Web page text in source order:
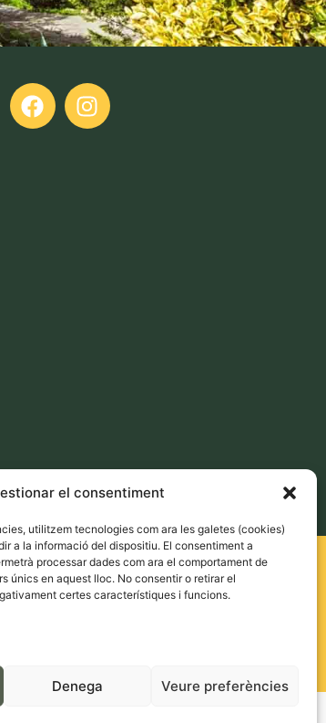
el consentiment
utilitzem tecnologies com ara les galetes (cookies)
a la informació del dispositiu. El consentiment a
processar dades com ara el comportament de
únics en aquest lloc. No consentir o retirar el
certes característiques i funcions.
Denega Veure preferències